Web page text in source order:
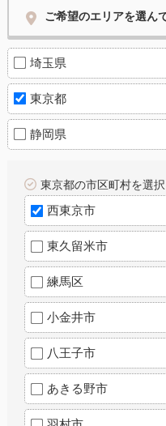
ご希望のエリアを選ん
埼玉県
東京都
静岡県
東京都の市区町村を選択
西東京市
東久留米市
練馬区
小金井市
八王子市
あきる野市